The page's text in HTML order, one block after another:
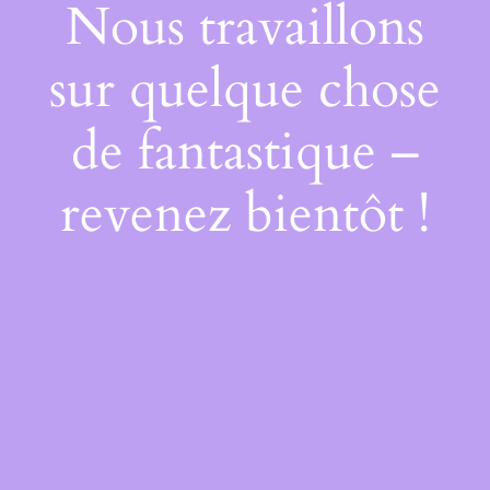
Nous travaillons
sur quelque chose
de fantastique –
revenez bientôt !